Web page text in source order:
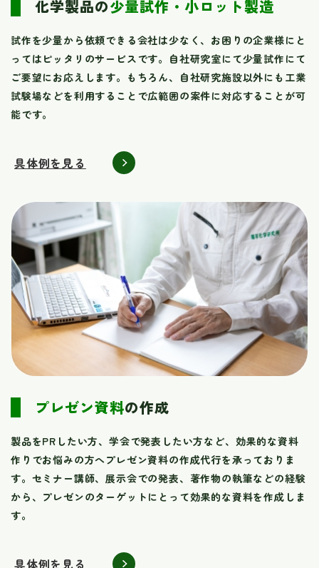
化学製品の少量試作・小ロット製造
試作を少量から依頼できる会社は少なく、お困りの企業様にと
ってはピッタリのサービスです。自社研究室にて少量試作にて
ご要望にお応えします。もちろん、自社研究施設以外にも工業
試験場などを利用することで広範囲の案件に対応することが可
能です。
具体例を見る
プレゼン資料の作成​​​​​​​
製品をPRしたい方、学会で発表したい方など、効果的な資料
作りでお悩みの方へプレゼン資料の作成代行を承っておりま
す。セミナー講師、展示会での発表、著作物の執筆などの経験
から、プレゼンのターゲットにとって効果的な資料を作成しま
す。
具体例を見る